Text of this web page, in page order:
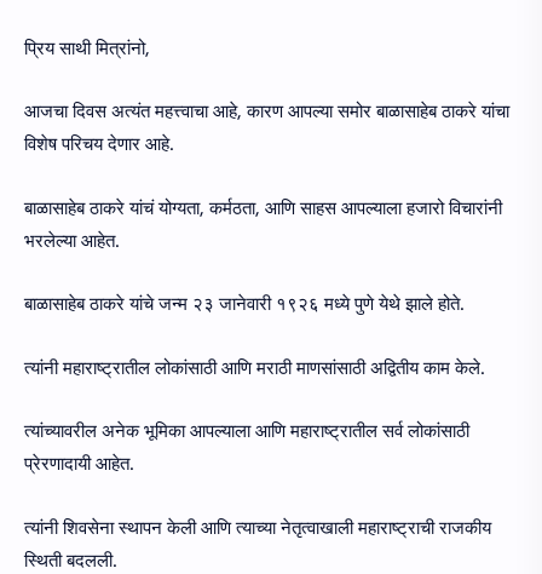
प्रिय साथी मित्रांनो,
आजचा दिवस अत्यंत महत्त्वाचा आहे, कारण आपल्या समोर बाळासाहेब ठाकरे यांचा
विशेष परिचय देणार आहे.
बाळासाहेब ठाकरे यांचं योग्यता, कर्मठता, आणि साहस आपल्याला हजारो विचारांनी
भरलेल्या आहेत.
बाळासाहेब ठाकरे यांचे जन्म २३ जानेवारी १९२६ मध्ये पुणे येथे झाले होते.
त्यांनी महाराष्ट्रातील लोकांसाठी आणि मराठी माणसांसाठी अद्वितीय काम केले.
त्यांच्यावरील अनेक भूमिका आपल्याला आणि महाराष्ट्रातील सर्व लोकांसाठी
प्रेरणादायी आहेत.
त्यांनी शिवसेना स्थापन केली आणि त्याच्या नेतृत्वाखाली महाराष्ट्राची राजकीय
स्थिती बदलली.